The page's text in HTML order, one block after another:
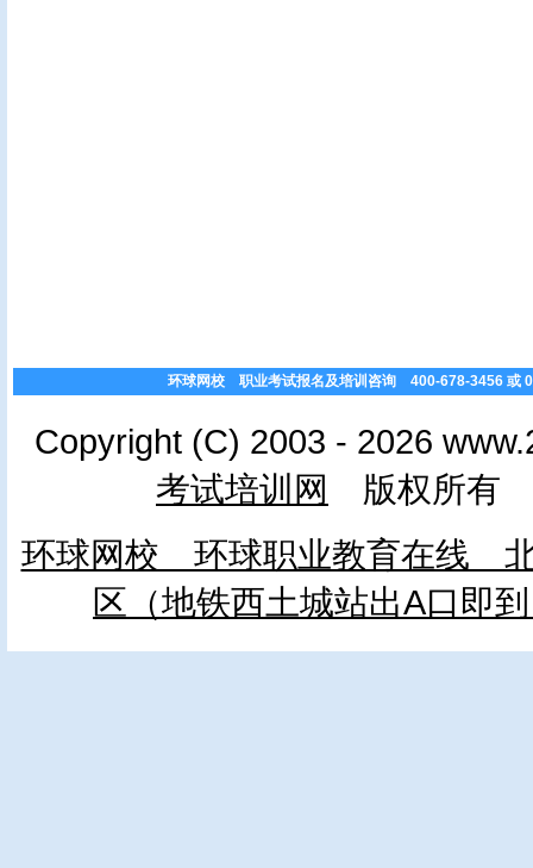
环球网校 职业考试报名及培训咨询 400-678-3456 或
Copyright (C) 2003 - 2026
考试培训网 版权所有
环球网校 环球职业教育在线 北
区（地铁西土城站出A口即